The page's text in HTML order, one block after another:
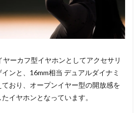
ーカフ型イヤホンとしてアクセサリ
ンと、16mm相当 デュアルダイナミ
おり、オープンイヤー型の開放感を
イヤホンとなっています。